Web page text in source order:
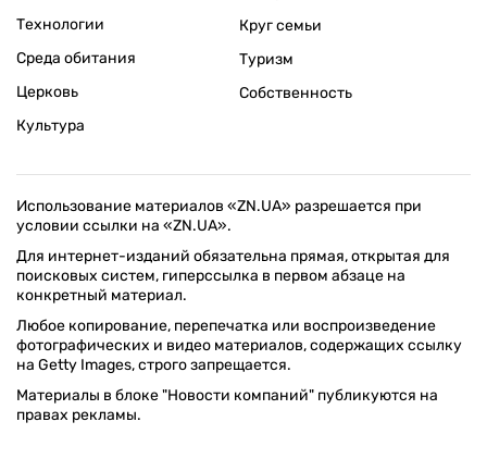
Технологии
Среда обитания
Церковь
Культура
Круг семьи
Туризм
Собственность
Использование материалов «ZN.UA» разрешается при
условии ссылки на «ZN.UA».
Для интернет-изданий обязательна прямая, открытая для
поисковых систем, гиперссылка в первом абзаце на
конкретный материал.
Любое копирование, перепечатка или воспроизведение
фотографических и видео материалов, содержащих ссылку
на Getty Images, строго запрещается.
Материалы в блоке "Новости компаний" публикуются на
правах рекламы.